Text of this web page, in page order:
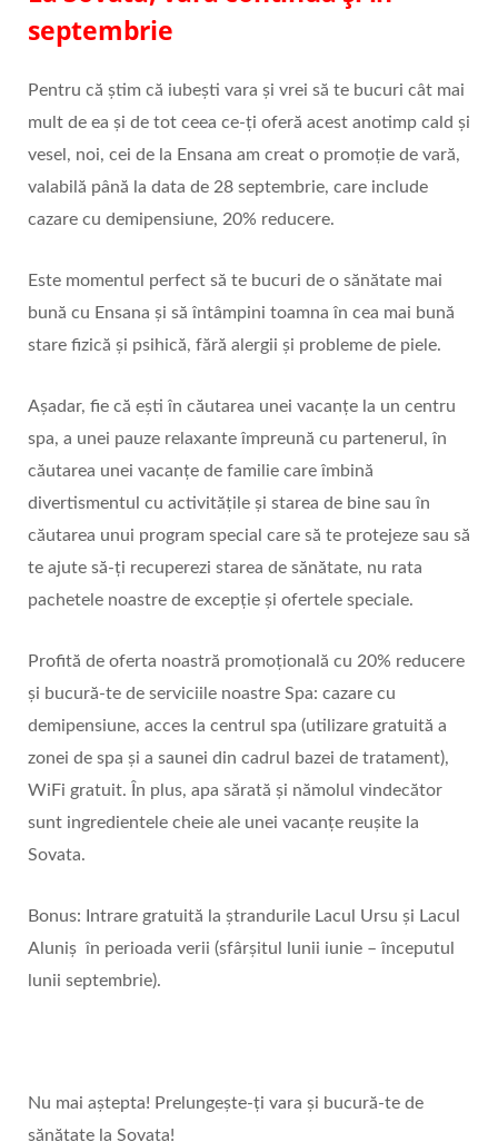
septembrie
Pentru că știm că iubești vara și vrei să te bucuri cât mai
mult de ea și de tot ceea ce-ți oferă acest anotimp cald și
vesel, noi, cei de la Ensana am creat o promoție de vară,
valabilă până la data de 28 septembrie, care include
cazare cu demipensiune, 20% reducere.
Este momentul perfect să te bucuri de o sănătate mai
bună cu Ensana și să întâmpini toamna în cea mai bună
stare fizică și psihică, fără alergii și probleme de piele.
Așadar, fie că ești în căutarea unei vacanțe la un centru
spa, a unei pauze relaxante împreună cu partenerul, în
căutarea unei vacanțe de familie care îmbină
divertismentul cu activitățile și starea de bine sau în
căutarea unui program special care să te protejeze sau să
te ajute să-ți recuperezi starea de sănătate, nu rata
pachetele noastre de excepție și ofertele speciale.
Profită de oferta noastră promoțională cu 20% reducere
și bucură-te de serviciile noastre Spa: cazare cu
demipensiune, acces la centrul spa (utilizare gratuită a
zonei de spa și a saunei din cadrul bazei de tratament),
WiFi gratuit. În plus, apa sărată și nămolul vindecător
sunt ingredientele cheie ale unei vacanțe reușite la
Sovata.
Bonus: Intrare gratuită la ștrandurile Lacul Ursu și Lacul
Aluniș în perioada verii (sfârșitul lunii iunie – începutul
lunii septembrie).
Nu mai aștepta! Prelungește-ți vara și bucură-te de
sănătate la Sovata!